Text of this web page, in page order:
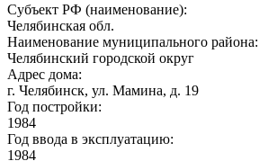
Субъект РФ (наименование):
Челябинская обл.
Наименование муниципального района:
Челябинский городской округ
Адрес дома:
г. Челябинск, ул. Мамина, д. 19
Год постройки:
1984
Год ввода в эксплуатацию:
1984